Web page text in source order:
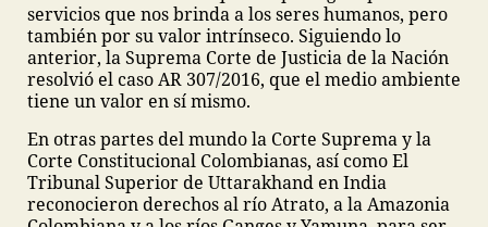
servicios que nos brinda a los seres humanos, pero
también por su valor intrínseco. Siguiendo lo
anterior, la Suprema Corte de Justicia de la Nación
resolvió el caso AR 307/2016, que el medio ambiente
tiene un valor en sí mismo.
En otras partes del mundo la Corte Suprema y la
Corte Constitucional Colombianas, así como El
Tribunal Superior de Uttarakhand en India
reconocieron derechos al río Atrato, a la Amazonia